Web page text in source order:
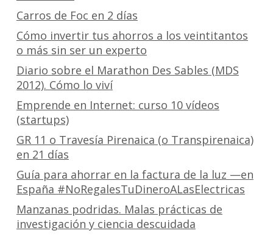
Carros de Foc en 2 días
Cómo invertir tus ahorros a los veintitantos
o más sin ser un experto
Diario sobre el Marathon Des Sables (MDS
2012). Cómo lo viví
Emprende en Internet: curso 10 vídeos
(startups)
GR 11 o Travesía Pirenaica (o Transpirenaica)
en 21 días
Guía para ahorrar en la factura de la luz —en
España #NoRegalesTuDineroALasElectricas
Manzanas podridas. Malas prácticas de
investigación y ciencia descuidada